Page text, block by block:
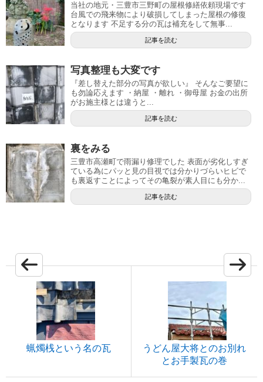
当社の地元・三豊市三野町の屋根修繕依頼現場です
台風での飛来物により破損してしまった屋根の修復
となります 不足する分の瓦は補充をして無事...
記事を読む
写真整理も大変です
『差し替えた部分の写真が欲しい』 そんなご要望に
も勿論応えます ・納屋 ・離れ ・御母屋 お金の出所
がお施主様とは違うと...
記事を読む
裏をみる
三豊市高瀬町で雨漏り修理でした 表面が劣化しすぎ
ている為にパッと見の目視では分かりづらいヒビで
も裏返すことによってその亀裂が素人目にも分か...
記事を読む
蝋燭桟という名の瓦
うどん屋大将とのお別れ
とお手製瓦の巻